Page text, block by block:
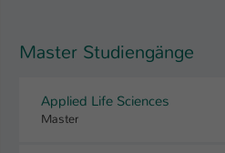
Master Studiengänge
Applied Life Sciences
Master
Zweck
ein Besucher im